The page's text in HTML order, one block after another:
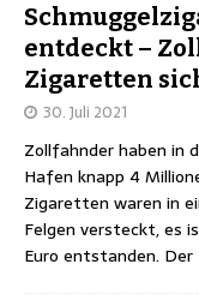
entdeckt –
Zigaretten
30. Juli 2021
Zollfahnder haben in
Hafen knapp 4
Zigaretten waren in
Felgen versteckt, es
Euro entstanden. Der